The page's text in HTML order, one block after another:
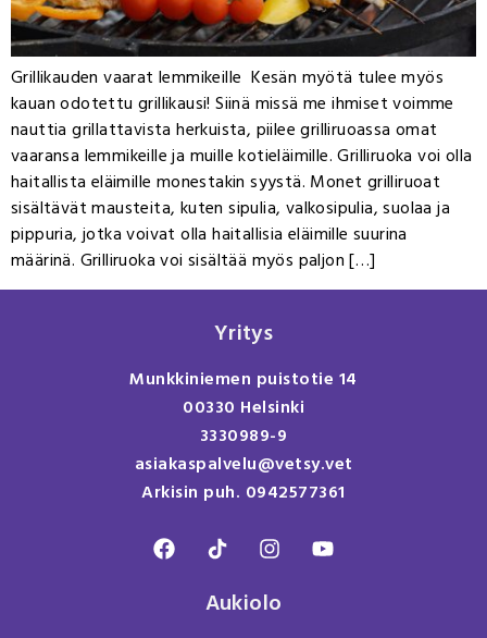
Grillikauden vaarat lemmikeille Kesän myötä tulee myös
kauan odotettu grillikausi! Siinä missä me ihmiset voimme
nauttia grillattavista herkuista, piilee grilliruoassa omat
vaaransa lemmikeille ja muille kotieläimille. Grilliruoka voi olla
haitallista eläimille monestakin syystä. Monet grilliruoat
sisältävät mausteita, kuten sipulia, valkosipulia, suolaa ja
pippuria, jotka voivat olla haitallisia eläimille suurina
määrinä. Grilliruoka voi sisältää myös paljon […]
Yritys
Munkkiniemen puistotie 14
00330 Helsinki
3330989-9
asiakaspalvelu@vetsy.vet
Arkisin puh. 0942577361
Aukiolo